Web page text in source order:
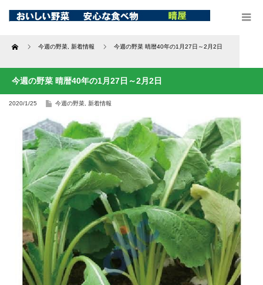
Home 今週の野菜 新着情報 今週の野菜 晴暦40年の1月27日～2月2日
今週の野菜 晴暦40年の1月27日～2月2日
2020/1/25 今週の野菜 新着情報